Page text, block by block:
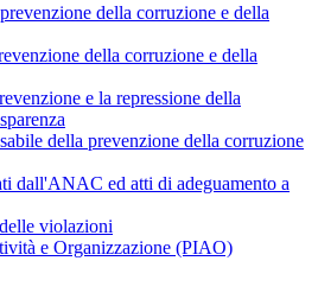
della corruzione e della
della corruzione e della
e la repressione della
della prevenzione della corruzione
dall'ANAC ed atti di adeguamento a
violazioni
e Organizzazione (PIAO)